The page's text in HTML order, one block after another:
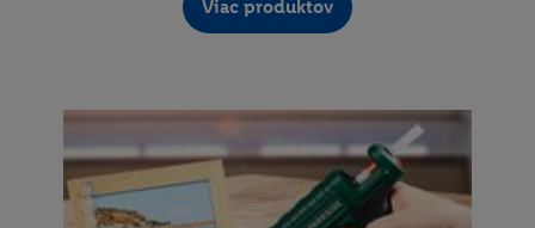
Viac produktov